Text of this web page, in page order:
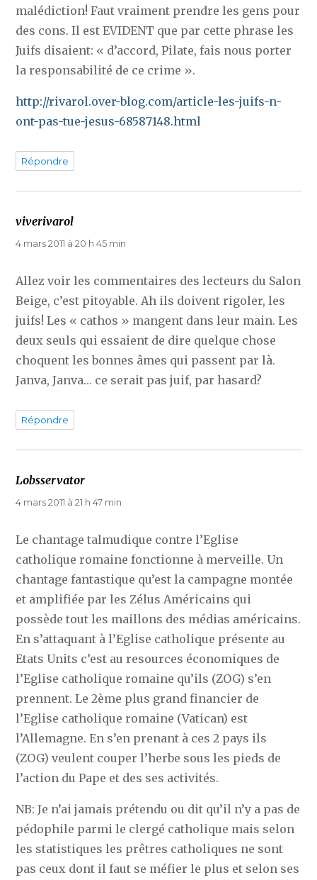
malédiction! Faut vraiment prendre les gens pour
des cons. Il est EVIDENT que par cette phrase les
Juifs disaient: « d’accord, Pilate, fais nous porter
la responsabilité de ce crime ».
http://rivarol.over-blog.com/article-les-juifs-n-
ont-pas-tue-jesus-68587148.html
Répondre
viverivarol
4 mars 2011 à 20 h 45 min
Allez voir les commentaires des lecteurs du Salon
Beige, c’est pitoyable. Ah ils doivent rigoler, les
juifs! Les « cathos » mangent dans leur main. Les
deux seuls qui essaient de dire quelque chose
choquent les bonnes âmes qui passent par là.
Janva, Janva… ce serait pas juif, par hasard?
Répondre
Lobsservator
4 mars 2011 à 21 h 47 min
Le chantage talmudique contre l’Eglise
catholique romaine fonctionne à merveille. Un
chantage fantastique qu’est la campagne montée
et amplifiée par les Zélus Américains qui
possède tout les maillons des médias américains.
En s’attaquant à l’Eglise catholique présente au
Etats Units c’est au resources économiques de
l’Eglise catholique romaine qu’ils (ZOG) s’en
prennent. Le 2ème plus grand financier de
l’Eglise catholique romaine (Vatican) est
l’Allemagne. En s’en prenant à ces 2 pays ils
(ZOG) veulent couper l’herbe sous les pieds de
l’action du Pape et des ses activités.
NB: Je n’ai jamais prétendu ou dit qu’il n’y a pas de
pédophile parmi le clergé catholique mais selon
les statistiques les prêtres catholiques ne sont
pas ceux dont il faut se méfier le plus et selon ses